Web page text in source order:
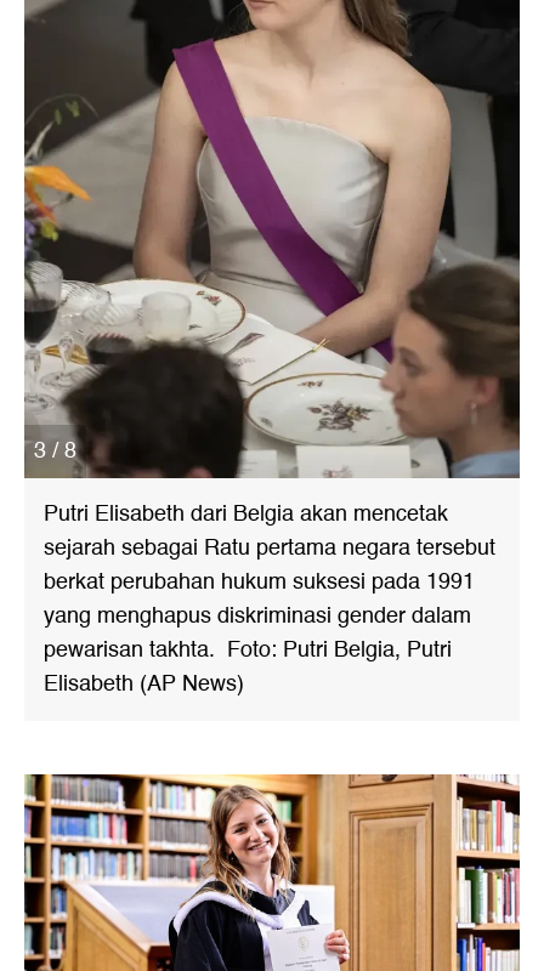
3 / 8
Putri Elisabeth dari Belgia akan mencetak
sejarah sebagai Ratu pertama negara tersebut
berkat perubahan hukum suksesi pada 1991
yang menghapus diskriminasi gender dalam
pewarisan takhta. Foto: Putri Belgia, Putri
Elisabeth (AP News)